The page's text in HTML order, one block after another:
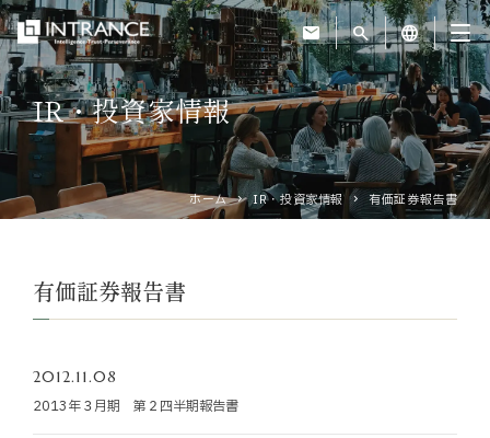
mail search language
トップ
企業情報
運営ホテル
IR・投資家情報
IR・投資家情報
ホーム IR・投資家情報 有価証券報告書
有価証券報告書
2012.11.08
2013年３月期 第２四半期報告書